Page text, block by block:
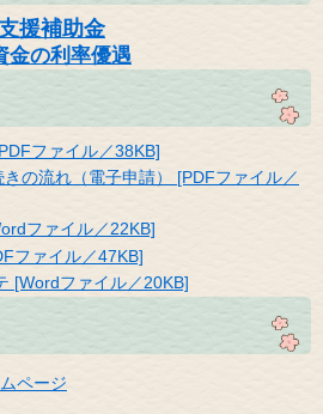
援補助金
金の利率優遇​
ファイル／38KB]
の流れ（電子申請） [PDFファイル／
ファイル／22KB]
ファイル／47KB]
[Wordファイル／20KB]
ページ